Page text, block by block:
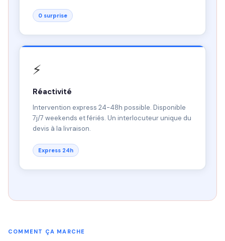
0 surprise
⚡
Réactivité
Intervention express 24-48h possible. Disponible
7j/7 weekends et fériés. Un interlocuteur unique du
devis à la livraison.
Express 24h
COMMENT ÇA MARCHE